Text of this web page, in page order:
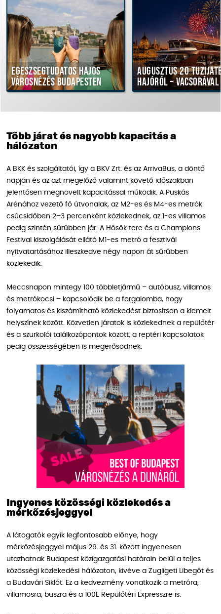
hajós
Budapesten
Augusztus 20 tűzijáték
hajóról – vacsorával
Több járat és nagyobb kapacitás a
hálózaton
A BKK és szolgáltatói, így a BKV Zrt. és az ArrivaBus, a döntő
napján és az azt megelőző valamint követő időszakban
jelentősen megnövelt kapacitással működik. A Puskás
Arénához vezető fő útvonalak, az M2-es és M4-es metrók
csúcsidőben 2–3 percenként közlekednek, az 1-es villamos
pedig szintén sűrűbben jár. A Hősök tere és a Champions
Festival kiszolgálását ellátó M1-es metró a fesztivál
nyitvatartásához illeszkedve négy napon át sűrűbben
közlekedik.
Meccsnapon mintegy 100 többletjármű – autóbusz, villamos
és metrókocsi – kapcsolódik be a forgalomba, hogy
folyamatos és kiszámítható közlekedést biztosítson a kiemelt
helyszínek között. Közvetlen járatok is közlekednek a repülőtér
és a szurkolói találkozópontok között, a reptéri kapcsolatok
pedig összességében is megerősödnek.
Ingyenes közösségi közlekedés a
mérkőzésjeggyel
A látogatók egyik legfontosabb előnye, hogy
mérkőzésjeggyel május 29. és 31. között ingyenesen
utazhatnak Budapest közigazgatási határain belül a teljes
közösségi közlekedési hálózaton, kivéve a Zugligeti Libegőt és
a Budavári Siklót. Ez a kedvezmény vonatkozik a metróra,
villamosra, buszra és a 100E Repülőtéri Expresszre is.